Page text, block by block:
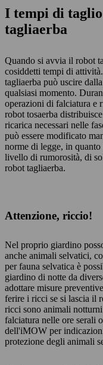
I tempi di
tagliaerba
Quando si avvia il robot
cosiddetti tempi di
tagliaerba può uscire
qualsiasi momento.
operazioni di falciatura e
robot tosaerba
ricarica necessari nelle
può essere modificato
norme di legge, in
livello di rumorosità, di
robot tagliaerba.
Attenzione, riccio!
Nel proprio giardino
anche animali selvatici,
per fauna selvatica è
giardino di notte da
adottare misure
ferire i ricci se si lascia il
ricci sono animali
falciatura nelle ore serali
dell'iMOW per
protezione degli animali